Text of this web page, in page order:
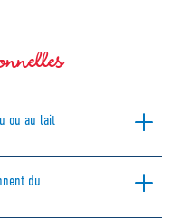
ou au lait
du